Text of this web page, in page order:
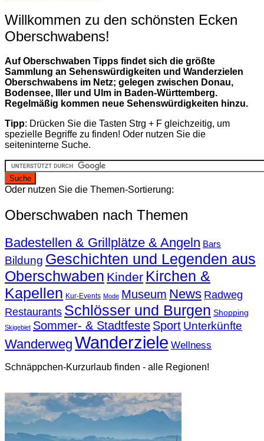
Willkommen zu den schönsten Ecken
Oberschwabens!
Auf Oberschwaben Tipps findet sich die größte
Sammlung an Sehenswürdigkeiten und Wanderzielen
Oberschwabens im Netz; gelegen zwischen Donau,
Bodensee, Iller und Ulm in Baden-Württemberg.
Regelmäßig kommen neue Sehenswürdigkeiten hinzu.
Tipp: Drücken Sie die Tasten Strg + F gleichzeitig, um
spezielle Begriffe zu finden! Oder nutzen Sie die
seiteninterne Suche.
Oder nutzen Sie die Themen-Sortierung:
Oberschwaben nach Themen
Badestellen & Grillplätze & Angeln Bars
Bildung Geschichten und Legenden aus
Oberschwaben Kinder Kirchen &
Kapellen Kur-Events Mode Museum News Radweg
Restaurants Schlösser und Burgen Shopping
Skigebiet Sommer- & Stadtfeste Sport Unterkünfte
Wanderweg Wanderziele Wellness
Schnäppchen-Kurzurlaub finden - alle Regionen!